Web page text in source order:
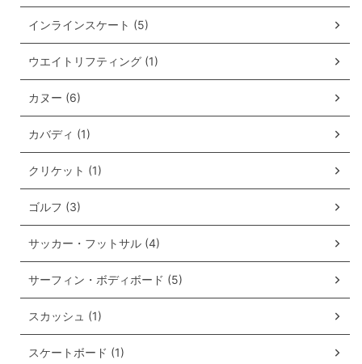
インラインスケート (5)
ウエイトリフティング (1)
カヌー (6)
カバディ (1)
クリケット (1)
ゴルフ (3)
サッカー・フットサル (4)
サーフィン・ボディボード (5)
スカッシュ (1)
スケートボード (1)